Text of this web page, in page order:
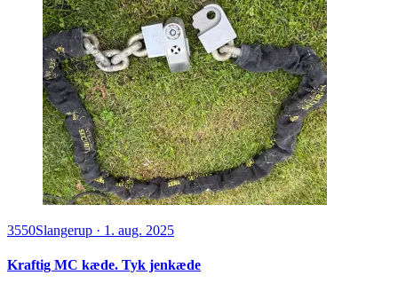
3550Slangerup · 1. aug. 2025
Kraftig MC kæde. Tyk jenkæde